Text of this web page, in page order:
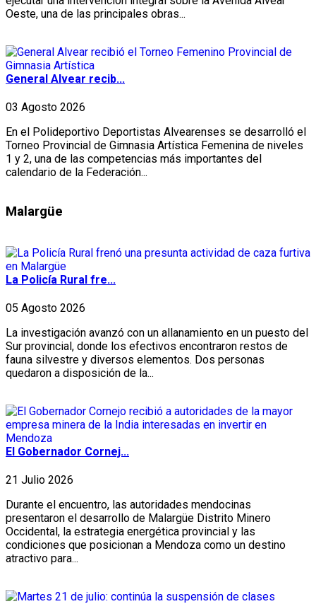
Oeste, una de las principales obras...
General Alvear recib...
03 Agosto 2026
En el Polideportivo Deportistas Alvearenses se desarrolló el
Torneo Provincial de Gimnasia Artística Femenina de niveles
1 y 2, una de las competencias más importantes del
calendario de la Federación...
Malargüe
La Policía Rural fre...
05 Agosto 2026
La investigación avanzó con un allanamiento en un puesto del
Sur provincial, donde los efectivos encontraron restos de
fauna silvestre y diversos elementos. Dos personas
quedaron a disposición de la...
El Gobernador Cornej...
21 Julio 2026
Durante el encuentro, las autoridades mendocinas
presentaron el desarrollo de Malargüe Distrito Minero
Occidental, la estrategia energética provincial y las
condiciones que posicionan a Mendoza como un destino
atractivo para...